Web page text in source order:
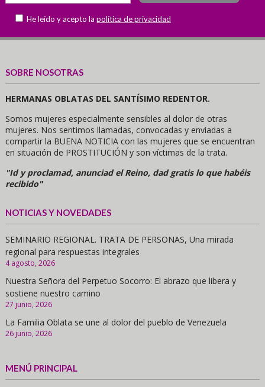
He leído y acepto la política de privacidad
SOBRE NOSOTRAS
HERMANAS OBLATAS DEL SANTÍSIMO REDENTOR.
Somos mujeres especialmente sensibles al dolor de otras
mujeres. Nos sentimos llamadas, convocadas y enviadas a
compartir la BUENA NOTICIA con las mujeres que se encuentran
en situación de PROSTITUCIÓN y son víctimas de la trata.
"Id y proclamad, anunciad el Reino, dad gratis lo que habéis
recibido"
NOTICIAS Y NOVEDADES
SEMINARIO REGIONAL. TRATA DE PERSONAS, Una mirada
regional para respuestas integrales
4 agosto, 2026
Nuestra Señora del Perpetuo Socorro: El abrazo que libera y
sostiene nuestro camino
27 junio, 2026
La Familia Oblata se une al dolor del pueblo de Venezuela
26 junio, 2026
MENÚ PRINCIPAL